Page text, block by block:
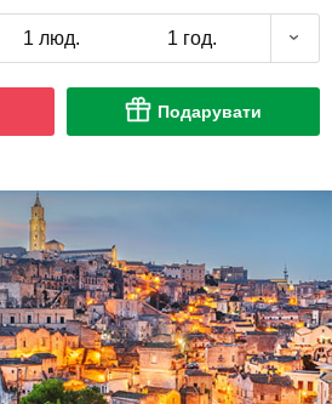
1 люд. 1 год.
Подарувати